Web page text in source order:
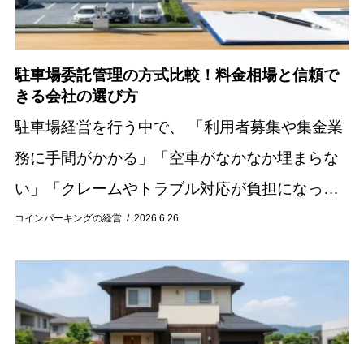
コインパーキングの経営 2026.6.26
駐車場委託管理の方式比較！料金相場と信頼で
きる会社の選び方
駐車場経営を行う中で、 「利用者募集や集金業
務に手間がかかる」「空車がなかなか埋まらな
い」「クレームやトラブル対応が負担になって
いる」といった悩みを抱えているオーナー様は
手続き...